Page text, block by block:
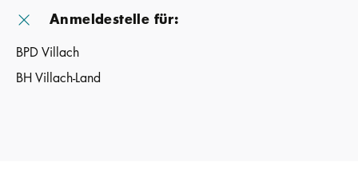
Anmeldestelle für:
BPD Villach
BH Villach-Land